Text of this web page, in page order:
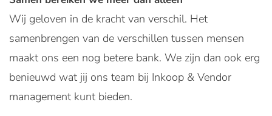
Wij geloven in de kracht van verschil. Het
samenbrengen van de verschillen tussen mensen
maakt ons een nog betere bank. We zijn dan ook erg
benieuwd wat jij ons team bij Inkoop & Vendor
management kunt bieden.